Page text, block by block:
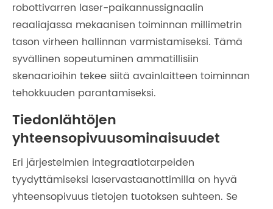
robottivarren laser-paikannussignaalin
reaaliajassa mekaanisen toiminnan millimetrin
tason virheen hallinnan varmistamiseksi. Tämä
syvällinen sopeutuminen ammatillisiin
skenaarioihin tekee siitä avainlaitteen toiminnan
tehokkuuden parantamiseksi.
Tiedonlähtöjen
yhteensopivuusominaisuudet
Eri järjestelmien integraatiotarpeiden
tyydyttämiseksi laservastaanottimilla on hyvä
yhteensopivuus tietojen tuotoksen suhteen. Se